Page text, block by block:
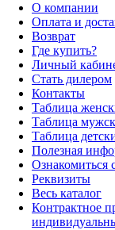
О компании
Оплата и
Возврат
Где купить?
Личный
Стать дилером
Контакты
Таблица
Таблица
Таблица
Полезная
Ознакомиться
Реквизиты
Весь каталог
Контрактное